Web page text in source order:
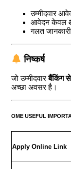
उम्मीदवार
आवेदन केवल
गलत
निष्कर्ष
जो उम्मीदवारबैंकिंग
अच्छा अवसर है।
OME USEFUL
Apply Online Link